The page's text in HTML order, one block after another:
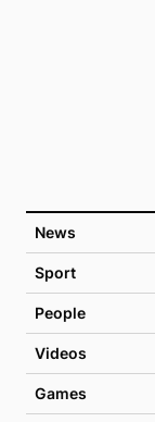
News
Sport
People
Videos
Games